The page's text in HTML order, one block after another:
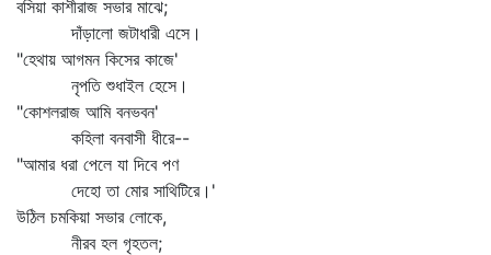
বসিয়া কাশীরাজ সভার মাঝে;
দাঁড়ালো জটাধারী এসে।
"হেথায় আগমন কিসের কাজে'
নৃপতি শুধাইল হেসে।
"কোশলরাজ আমি বনভবন'
কহিলা বনবাসী ধীরে--
"আমার ধরা পেলে যা দিবে পণ
দেহো তা মোর সাথিটিরে।'
উঠিল চমকিয়া সভার লোকে,
নীরব হল গৃহতল;